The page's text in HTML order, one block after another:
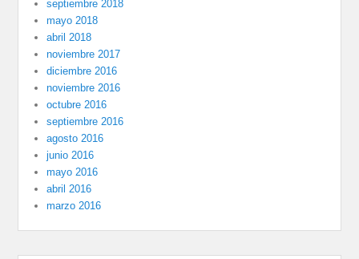
septiembre 2018
mayo 2018
abril 2018
noviembre 2017
diciembre 2016
noviembre 2016
octubre 2016
septiembre 2016
agosto 2016
junio 2016
mayo 2016
abril 2016
marzo 2016